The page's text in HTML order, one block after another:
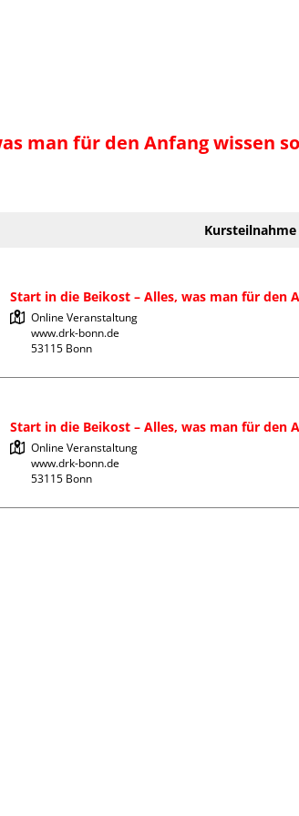
man für den Anfang wissen
Start in die Beikost – Alles, was man für den
Online Veranstaltung
www.drk-bonn.de
Start in die Beikost – Alles, was man für den
Online Veranstaltung
www.drk-bonn.de